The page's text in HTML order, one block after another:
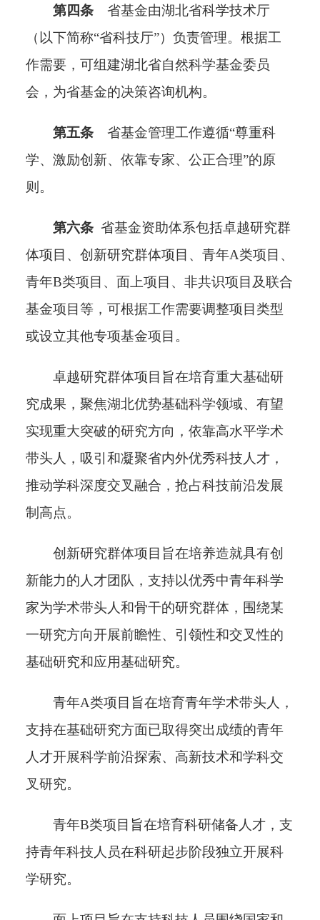
第四条
省基金由湖北省科学技术厅
（以下简称“省科技厅”）负责管理。根据工
作需要， 可组建湖北省自然科学基金委员
会，为省基金的决策咨询机构。
第五条 省基金管理工作遵循“尊重科
学、激励创新、依靠专家、公正合理”的原
则。
第六条 省基金资助体系包括卓越研究群
体项目、创新研究群体项目、青年A类项目、
青年B类项目、面上项目、非共识项目及联合
基金项目等 ，可根据工作需要调整项目类型
或设立其他专项基金项目。
卓越研究群体项目旨在培育重大基础研
究成果，聚焦湖北优势基础科学领域、有望
实现重大突破的研究方向，依靠高水平学术
带头人，吸引和凝聚省内外优秀科技人才，
推动学科深度交叉融合，抢占科技前沿发展
制高点。
创新研究群体项目旨在培养造就具有创
新能力的人才团队，支持以优秀中青年科学
家为学术带头人和骨干的研究群体，围绕某
一研究方向开展前瞻性、引领性和交叉性的
基础研究和应用基础研究。
青年A类项目旨在培育青年学术带头人，
支持在基础研究方面已取得突出成绩的青年
人才开展科学前沿探索、高新技术和学科交
叉研究。
青年B类项目旨在培育科研储备人才，支
持青年科技人员在科研起步阶段独立开展科
学研究。